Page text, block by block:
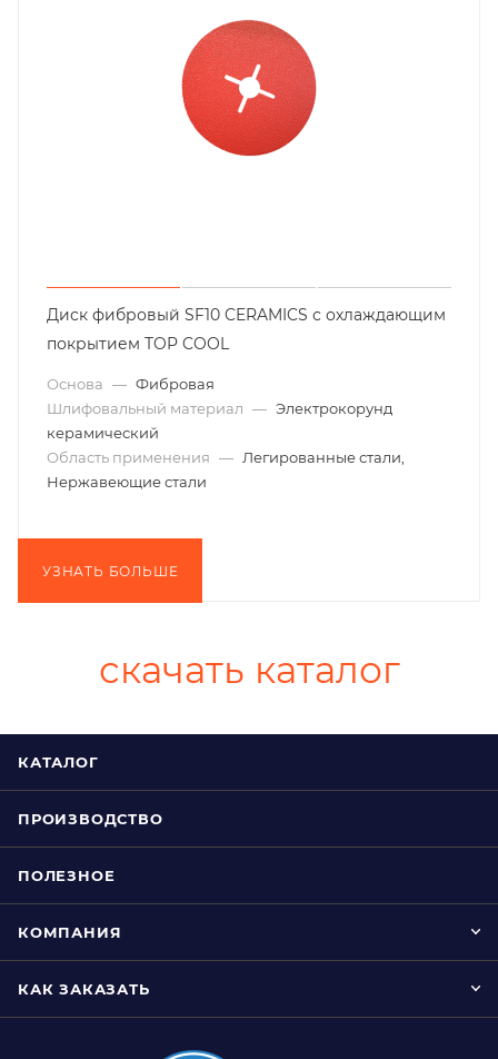
Диск фибровый SF10 CERAMICS с охлаждающим
покрытием TOP COOL
Основа — Фибровая
Шлифовальный материал — Электрокорунд
керамический
Область применения — Легированные стали,
Нержавеющие стали
УЗНАТЬ БОЛЬШЕ
скачать каталог
КАТАЛОГ
ПРОИЗВОДСТВО
ПОЛЕЗНОЕ
КОМПАНИЯ
КАК ЗАКАЗАТЬ